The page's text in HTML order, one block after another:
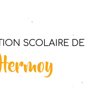
scolaire de